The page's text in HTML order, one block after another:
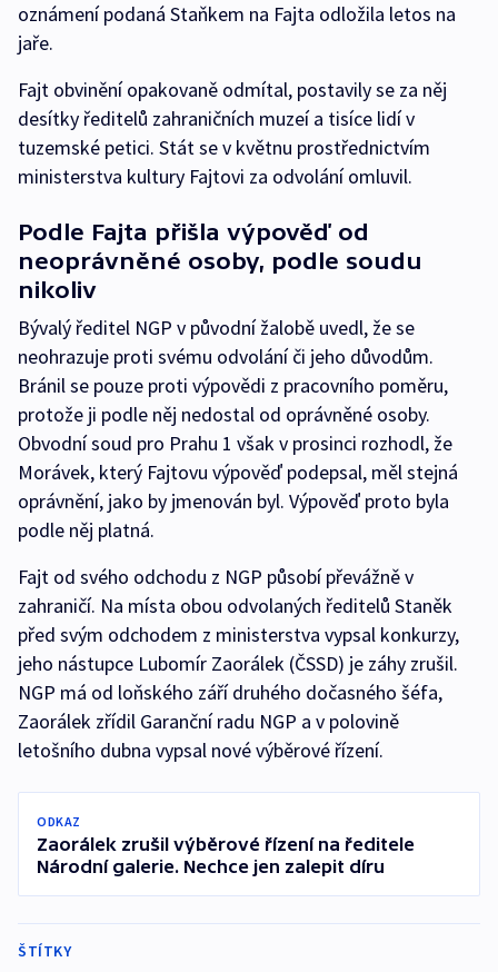
oznámení podaná Staňkem na Fajta odložila letos na
jaře.
Fajt obvinění opakovaně odmítal, postavily se za něj
desítky ředitelů zahraničních muzeí a tisíce lidí v
tuzemské petici. Stát se v květnu prostřednictvím
ministerstva kultury Fajtovi za odvolání omluvil.
Podle Fajta přišla výpověď od
neoprávněné osoby, podle soudu
nikoliv
Bývalý ředitel NGP v původní žalobě uvedl, že se
neohrazuje proti svému odvolání či jeho důvodům.
Bránil se pouze proti výpovědi z pracovního poměru,
protože ji podle něj nedostal od oprávněné osoby.
Obvodní soud pro Prahu 1 však v prosinci rozhodl, že
Morávek, který Fajtovu výpověď podepsal, měl stejná
oprávnění, jako by jmenován byl. Výpověď proto byla
podle něj platná.
Fajt od svého odchodu z NGP působí převážně v
zahraničí. Na místa obou odvolaných ředitelů Staněk
před svým odchodem z ministerstva vypsal konkurzy,
jeho nástupce Lubomír Zaorálek (ČSSD) je záhy zrušil.
NGP má od loňského září druhého dočasného šéfa,
Zaorálek zřídil Garanční radu NGP a v polovině
letošního dubna vypsal nové výběrové řízení.
ODKAZ
Zaorálek zrušil výběrové řízení na ředitele
Národní galerie. Nechce jen zalepit díru
ŠTÍTKY